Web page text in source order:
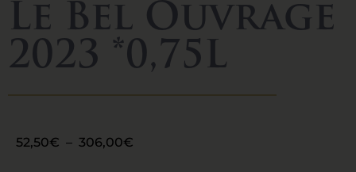
Le Bel Ouvrage
2023 *0,75L
52,50€ – 306,00€